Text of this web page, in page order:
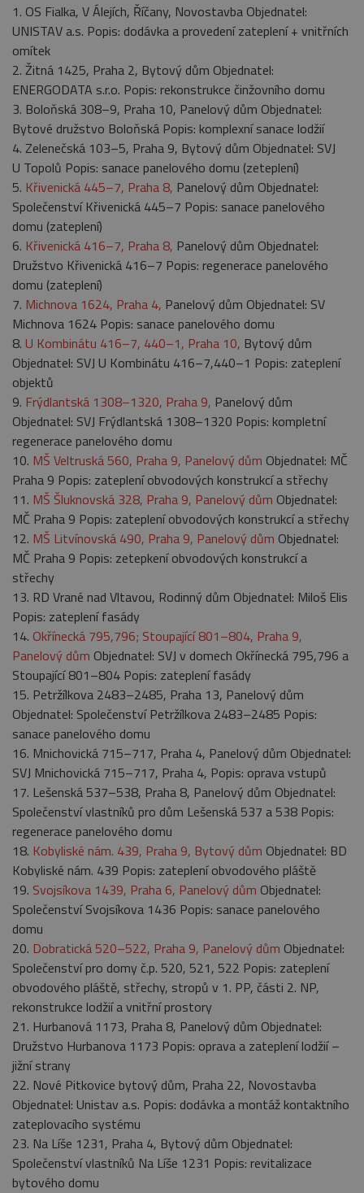
1. OS Fialka, V Álejích, Říčany, Novostavba Objednatel:
UNISTAV a.s. Popis: dodávka a provedení zateplení + vnitřních
omítek
2. Žitná 1425, Praha 2, Bytový dům Objednatel:
ENERGODATA s.r.o. Popis: rekonstrukce činžovního domu
3. Boloňská 308–9, Praha 10, Panelový dům Objednatel:
Bytové družstvo Boloňská Popis: komplexní sanace lodžií
4. Zelenečská 103–5, Praha 9, Bytový dům Objednatel: SVJ
U Topolů Popis: sanace panelového domu (zeteplení)
5. Křivenická 445–7, Praha 8, Panelový dům Objednatel:
Společenství Křivenická 445–7 Popis: sanace panelového
domu (zateplení)
6. Křivenická 416–7, Praha 8, Panelový dům Objednatel:
Družstvo Křivenická 416–7 Popis: regenerace panelového
domu (zateplení)
7. Michnova 1624, Praha 4, Panelový dům Objednatel: SV
Michnova 1624 Popis: sanace panelového domu
8. U Kombinátu 416–7, 440–1, Praha 10, Bytový dům
Objednatel: SVJ U Kombinátu 416–7,440–1 Popis: zateplení
objektů
9. Frýdlantská 1308–1320, Praha 9, Panelový dům
Objednatel: SVJ Frýdlantská 1308–1320 Popis: kompletní
regenerace panelového domu
10. MŠ Veltruská 560, Praha 9, Panelový dům Objednatel: MČ
Praha 9 Popis: zateplení obvodových konstrukcí a střechy
11. MŠ Šluknovská 328, Praha 9, Panelový dům Objednatel:
MČ Praha 9 Popis: zateplení obvodových konstrukcí a střechy
12. MŠ Litvínovská 490, Praha 9, Panelový dům Objednatel:
MČ Praha 9 Popis: zetepkení obvodových konstrukcí a
střechy
13. RD Vrané nad Vltavou, Rodinný dům Objednatel: Miloš Elis
Popis: zateplení fasády
14. Okřínecká 795,796; Stoupající 801–804, Praha 9,
Panelový dům Objednatel: SVJ v domech Okřínecká 795,796 a
Stoupající 801–804 Popis: zateplení fasády
15. Petržílkova 2483–2485, Praha 13, Panelový dům
Objednatel: Společenství Petržílkova 2483–2485 Popis:
sanace panelového domu
16. Mnichovická 715–717, Praha 4, Panelový dům Objednatel:
SVJ Mnichovická 715–717, Praha 4, Popis: oprava vstupů
17. Lešenská 537–538, Praha 8, Panelový dům Objednatel:
Společenství vlastníků pro dům Lešenská 537 a 538 Popis:
regenerace panelového domu
18. Kobyliské nám. 439, Praha 9, Bytový dům Objednatel: BD
Kobyliské nám. 439 Popis: zateplení obvodového pláště
19. Svojsíkova 1439, Praha 6, Panelový dům Objednatel:
Společenství Svojsíkova 1436 Popis: sanace panelového
domu
20. Dobratická 520–522, Praha 9, Panelový dům Objednatel:
Společenství pro domy č.p. 520, 521, 522 Popis: zateplení
obvodového pláště, střechy, stropů v 1. PP, části 2. NP,
rekonstrukce lodžií a vnitřní prostory
21. Hurbanová 1173, Praha 8, Panelový dům Objednatel:
Družstvo Hurbanova 1173 Popis: oprava a zateplení lodžií –
jižní strany
22. Nové Pitkovice bytový dům, Praha 22, Novostavba
Objednatel: Unistav a.s. Popis: dodávka a montáž kontaktního
zateplovacího systému
23. Na Líše 1231, Praha 4, Bytový dům Objednatel:
Společenství vlastníků Na Líše 1231 Popis: revitalizace
bytového domu